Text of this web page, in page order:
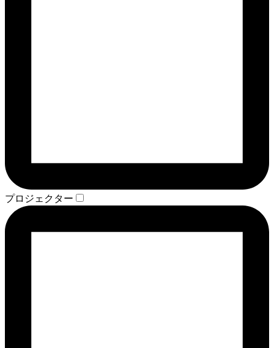
プロジェクター